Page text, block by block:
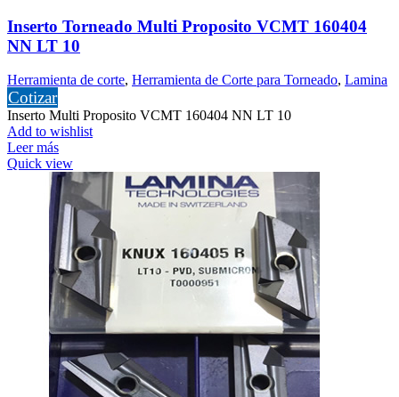
Inserto Torneado Multi Proposito VCMT 160404
NN LT 10
Herramienta de corte, Herramienta de Corte para Torneado, Lamina
Cotizar
Inserto Multi Proposito VCMT 160404 NN LT 10
Add to wishlist
Leer más
Quick view